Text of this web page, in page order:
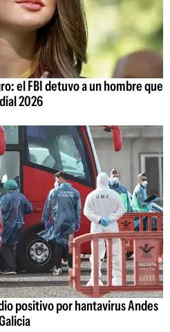
el FBI detuvo a un hombre que
2026
positivo por hantavirus Andes